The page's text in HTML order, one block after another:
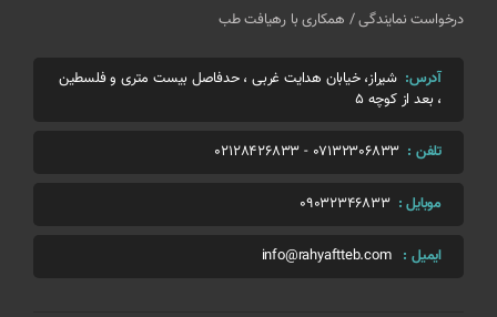
درخواست نمایندگی / همکاری با رهیافت طب
آدرس: شیراز، خیابان هدایت غربی ، حدفاصل بیست متری و فلسطین
، بعد از کوچه 5
تلفن : 07132306833
-
02128426833
موبایل : 09032346833
ایمیل : info@rahyaftteb.com